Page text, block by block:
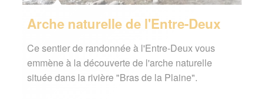
Arche naturelle de l'Entre-Deux
Ce sentier de randonnée à l'Entre-Deux vous
emmène à la découverte de l'arche naturelle
située dans la rivière "Bras de la Plaine".